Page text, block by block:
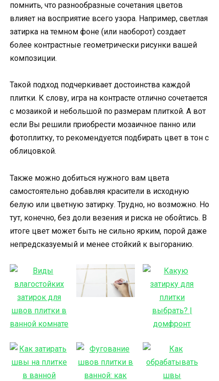
помнить, что разнообразные сочетания цветов
влияет на восприятие всего узора. Например, светлая
затирка на темном фоне (или наоборот) создает
более контрастные геометрически рисунки вашей
композиции.
Такой подход подчеркивает достоинства каждой
плитки. К слову, игра на контрасте отлично сочетается
с мозаикой и небольшой по размерам плиткой. А вот
если Вы решили приобрести мозаичное панно или
фотоплитку, то рекомендуется подбирать цвет в тон с
облицовкой.
Также можно добиться нужного вам цвета
самостоятельно добавляя красители в исходную
белую или цветную затирку. Трудно, но возможно. Но
тут, конечно, без доли везения и риска не обойтись. В
итоге цвет может быть не сильно ярким, порой даже
непредсказуемый и менее стойкий к выгоранию.